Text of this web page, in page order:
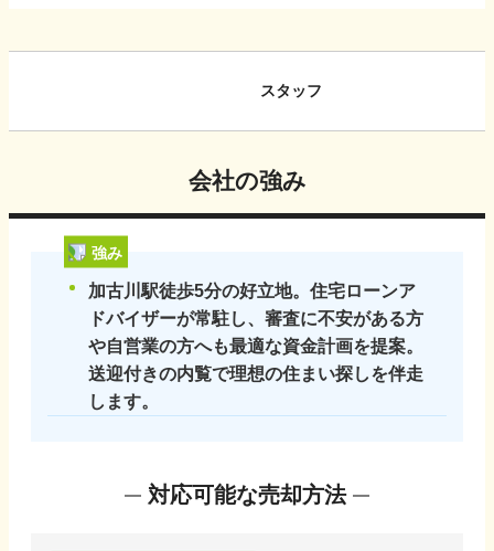
スタッフ
会社の強み
強み
加古川駅徒歩5分の好立地。住宅ローンア
ドバイザーが常駐し、審査に不安がある方
や自営業の方へも最適な資金計画を提案。
送迎付きの内覧で理想の住まい探しを伴走
します。
対応可能な売却方法